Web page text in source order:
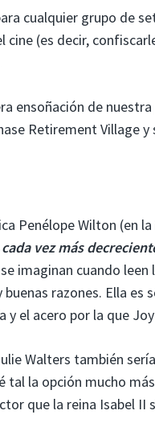
cualquier grupo de
(es decir,
ensoñación de
Retirement Village y
Penélope Wilton (en
vez más
imaginan cuando leen
razones. Ella es
y el acero por la que
Walters también
tal la opción mucho
que la reina Isabel II